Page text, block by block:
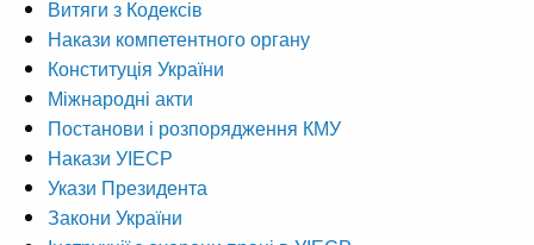
Витяги з Кодексів
Накази компетентного органу
Конституція України
Міжнародні акти
Постанови і розпорядження КМУ
Накази УІЕСР
Укази Президента
Закони України